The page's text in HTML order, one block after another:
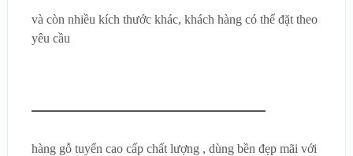
và còn nhiều kích thước khác, khách hàng có thể đặt theo
yêu cầu
hàng gỗ tuyển cao cấp chất lượng , dùng bền đẹp mãi với